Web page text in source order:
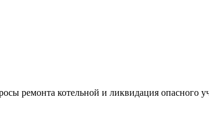
ремонта котельной и ликвидация опасного